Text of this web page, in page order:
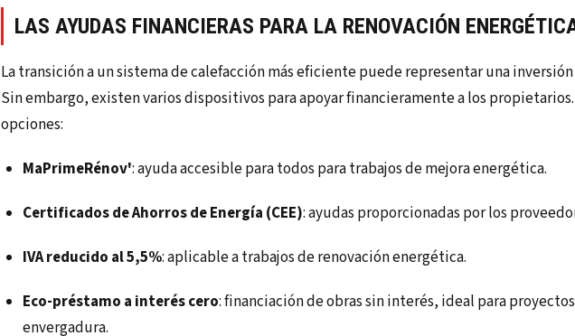
LAS AYUDAS FINANCIERAS PARA LA RENOVACIÓN
La transición a un sistema de calefacción más eficiente puede representar una
Sin embargo, existen varios dispositivos para apoyar financieramente a los
opciones:
MaPrimeRénov': ayuda accesible para todos para trabajos de mejora energética.
Certificados de Ahorros de Energía (CEE): ayudas proporcionadas por los
IVA reducido al 5,5%: aplicable a trabajos de renovación energética.
Eco-préstamo a interés cero: financiación de obras sin interés, ideal para
envergadura.